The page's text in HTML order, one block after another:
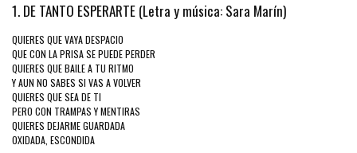
1. DE TANTO ESPERARTE (Letra y música: Sara Marín)
QUIERES QUE VAYA DESPACIO
QUE CON LA PRISA SE PUEDE PERDER
QUIERES QUE BAILE A TU RITMO
Y AUN NO SABES SI VAS A VOLVER
QUIERES QUE SEA DE TI
PERO CON TRAMPAS Y MENTIRAS
QUIERES DEJARME GUARDADA
OXIDADA, ESCONDIDA